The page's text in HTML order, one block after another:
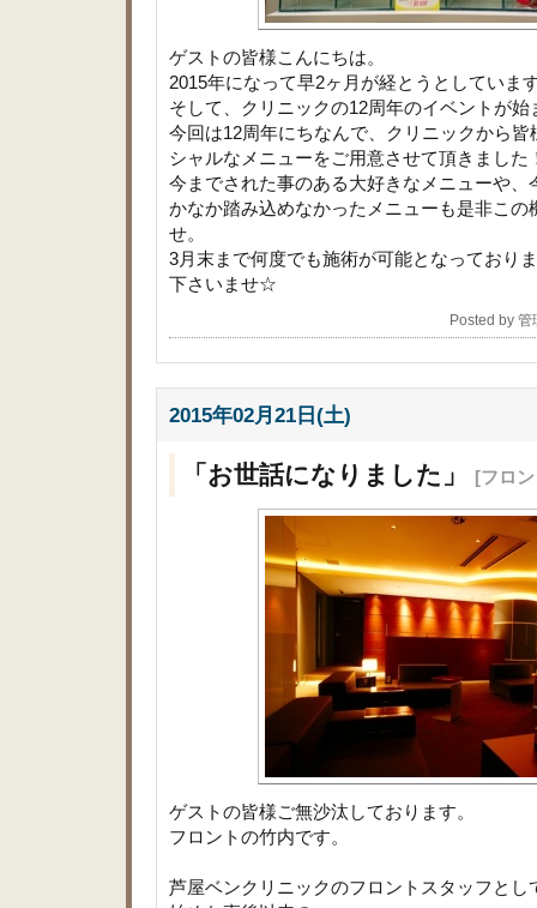
ゲストの皆様こんにちは。
2015年になって早2ヶ月が経とうとしていま
そして、クリニックの12周年のイベントが始
今回は12周年にちなんで、クリニックから
シャルなメニューをご用意させて頂きました
今までされた事のある大好きなメニューや、
かなか踏み込めなかったメニューも是非この
せ。
3月末まで何度でも施術が可能となっており
下さいませ☆
Posted by
2015年02月21日(土)
「お世話になりました」 [フロ
ゲストの皆様ご無沙汰しております。
フロントの竹内です。
芦屋ベンクリニックのフロントスタッフとし